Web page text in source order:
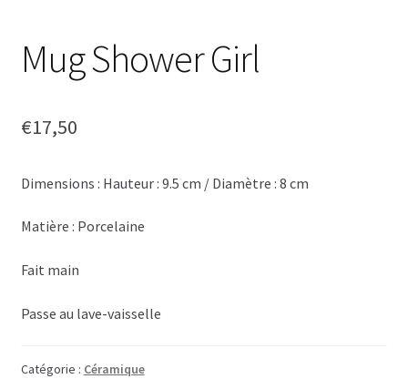
Mug Shower Girl
€17,50
Dimensions : Hauteur : 9.5 cm / Diamètre : 8 cm
Matière : Porcelaine
Fait main
Passe au lave-vaisselle
Catégorie : Céramique